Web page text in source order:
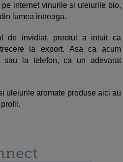
internet vinurile si uleiurile bio,
lumea intreaga.
de invidiat, preotul a intuit ca
la export. Asa ca acum
sau la telefon, ca un adevarat
uleiurile aromate produse aici au